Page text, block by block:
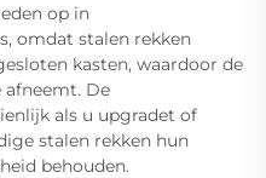
op in
omdat stalen rekken
kasten, waardoor de
De
als u upgradet of
stalen rekken hun
behouden.